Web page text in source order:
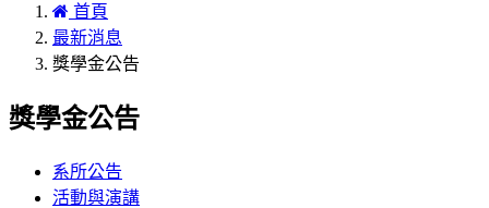
首頁
最新消息
獎學金公告
獎學金公告
系所公告
活動與演講